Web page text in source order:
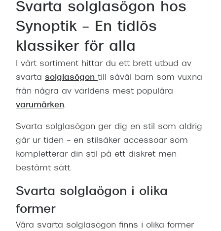
Svarta solglasögon hos
Synoptik – En tidlös
klassiker för alla
I vårt sortiment hittar du ett brett utbud av
svarta solglasögon till såväl barn som vuxna
från några av världens mest populära
varumärken.
Svarta solglasögon ger dig en stil som aldrig
går ur tiden – en stilsäker accessoar som
kompletterar din stil på ett diskret men
bestämt sätt.
Svarta solglaögon i olika
former
Våra svarta solglasögon finns i olika former